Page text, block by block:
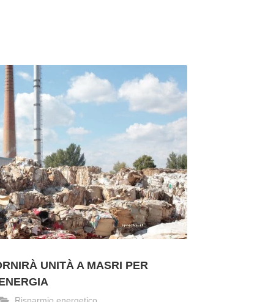
UNITÀ A MASRI PER
Risparmio energetico